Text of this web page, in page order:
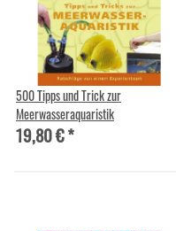
500 Tipps und Trick zur
Meerwasseraquaristik
19,80 €*